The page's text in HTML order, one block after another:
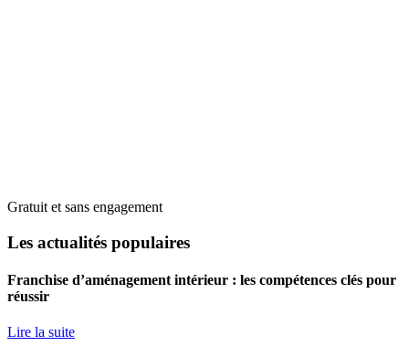
Gratuit et sans engagement
Les actualités populaires
Franchise d’aménagement intérieur : les compétences clés pour
réussir
Lire la suite